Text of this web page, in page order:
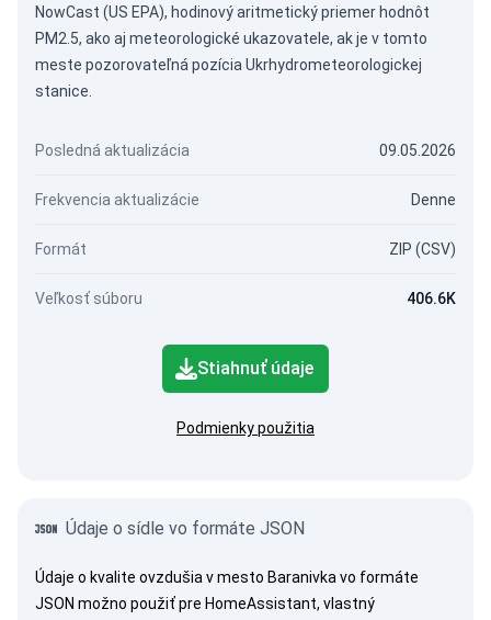
NowCast (US EPA), hodinový aritmetický priemer hodnôt
PM2.5, ako aj meteorologické ukazovatele, ak je v tomto
meste pozorovateľná pozícia Ukrhydrometeorologickej
stanice.
Posledná aktualizácia 09.05.2026
Frekvencia aktualizácie Denne
Formát ZIP (CSV)
Veľkosť súboru 406.6K
Stiahnuť údaje
Podmienky použitia
Údaje o sídle vo formáte JSON
Údaje o kvalite ovzdušia v mesto Baranivka vo formáte
JSON možno použiť pre HomeAssistant, vlastný